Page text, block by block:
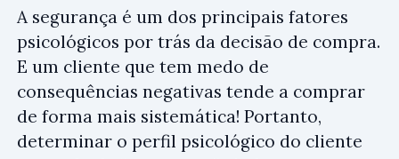
A segurança é um dos principais fatores
psicológicos por trás da decisão de compra.
E um cliente que tem medo de
consequências negativas tende a comprar
de forma mais sistemática! Portanto,
determinar o perfil psicológico do cliente